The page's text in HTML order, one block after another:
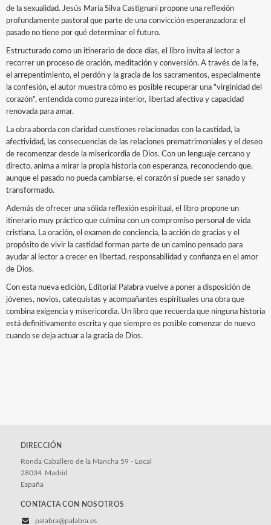
de la sexualidad. Jesús María Silva Castignani propone una reflexión
profundamente pastoral que parte de una convicción esperanzadora: el
pasado no tiene por qué determinar el futuro.
Estructurado como un itinerario de doce días, el libro invita al lector a
recorrer un proceso de oración, meditación y conversión. A través de la fe,
el arrepentimiento, el perdón y la gracia de los sacramentos, especialmente
la confesión, el autor muestra cómo es posible recuperar una "virginidad del
corazón", entendida como pureza interior, libertad afectiva y capacidad
renovada para amar.
La obra aborda con claridad cuestiones relacionadas con la castidad, la
afectividad, las consecuencias de las relaciones prematrimoniales y el deseo
de recomenzar desde la misericordia de Dios. Con un lenguaje cercano y
directo, anima a mirar la propia historia con esperanza, reconociendo que,
aunque el pasado no pueda cambiarse, el corazón sí puede ser sanado y
transformado.
Además de ofrecer una sólida reflexión espiritual, el libro propone un
itinerario muy práctico que culmina con un compromiso personal de vida
cristiana. La oración, el examen de conciencia, la acción de gracias y el
propósito de vivir la castidad forman parte de un camino pensado para
ayudar al lector a crecer en libertad, responsabilidad y confianza en el amor
de Dios.
Con esta nueva edición, Editorial Palabra vuelve a poner a disposición de
jóvenes, novios, catequistas y acompañantes espirituales una obra que
combina exigencia y misericordia. Un libro que recuerda que ninguna historia
está definitivamente escrita y que siempre es posible comenzar de nuevo
cuando se deja actuar a la gracia de Dios.
DIRECCIÓN
Ronda Caballero de la Mancha 59 - Local
28034 Madrid
España
CONTACTA CON NOSOTROS
palabra@palabra.es